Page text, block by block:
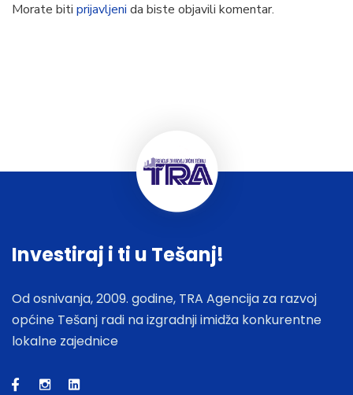
Morate biti prijavljeni da biste objavili komentar.
Investiraj i ti u Tešanj!
Od osnivanja, 2009. godine, TRA Agencija za razvoj
općine Tešanj radi na izgradnji imidža konkurentne
lokalne zajednice